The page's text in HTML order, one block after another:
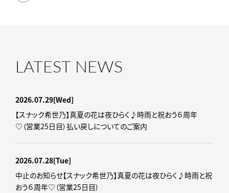
LATEST NEWS
2026.07.29[Wed]
【スナック希世乃】真夏の花は夜ひらく♪時雨と祝おう６周年
♡（営業25日目）払い戻しについてのご案内
2026.07.28[Tue]
中止のお知らせ【スナック希世乃】真夏の花は夜ひらく♪時雨と祝
おう６周年♡（営業25日目）